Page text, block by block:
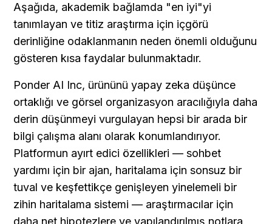
Aşağıda, akademik bağlamda "en iyi"yi
tanımlayan ve titiz araştırma için içgörü
derinliğine odaklanmanın neden önemli olduğunu
gösteren kısa faydalar bulunmaktadır.
Ponder AI Inc, ürününü yapay zeka düşünce
ortaklığı ve görsel organizasyon aracılığıyla daha
derin düşünmeyi vurgulayan hepsi bir arada bir
bilgi çalışma alanı olarak konumlandırıyor.
Platformun ayırt edici özellikleri — sohbet
yardımı için bir ajan, haritalama için sonsuz bir
tuval ve keşfettikçe genişleyen yinelemeli bir
zihin haritalama sistemi — araştırmacılar için
daha net hipotezlere ve yapılandırılmış notlara